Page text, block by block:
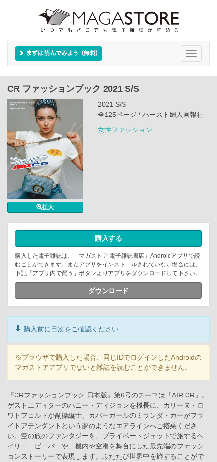
Toggle
CR ファッションブック 2021 S/S
拡大
2021 S/S
全125ページ / ハースト婦人画報社
女性ファッション
購入する
購入した電子雑誌は、「マガストア 電子雑誌書店」Androidアプリで読
むことができます。まだアプリをインストールされていない場合には、
下記「アプリ内で買う」ボタンよりアプリをダウンロードして下さい。
ダウンロード
購入前に目次をご確認ください
※ブラウザで購入した場合、同じIDでログインしたAndroidの
マガストアアプリでないと雑誌を読むことができません。
『CRファッションブック 日本版』第6号のテーマは「AIR CR」。
ゲストエディターのハニー・ディジョンを機長に、カリーヌ・ロ
ワトフェルドが副操縦士、カバーガールのミランダ・カーがフラ
イトアテンダントという夢のようなエアラインへご搭乗くださ
い。空の旅のファンタジーを、プライベートジェットで旅するヘ
イリー・ビーバーや、機内や空港を舞台にした最先端のファッシ
ョンストーリーで表現します。ふたたび世界中を旅することがで